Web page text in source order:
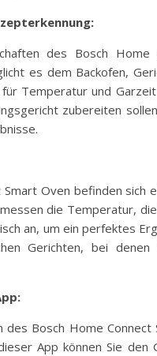
des Bosch
es dem Backofen,
Temperatur und
zubereiten
Oven befinden sich
die Temperatur,
an, um ein perfektes
Gerichten, bei
des Bosch Home
App können Sie den